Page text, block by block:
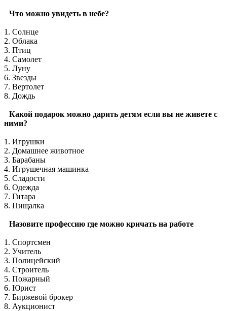
Что можно увидеть в небе?
1. Солнце
2. Облака
3. Птиц
4. Самолет
5. Луну
6. Звезды
7. Вертолет
8. Дождь
Какой подарок можно дарить детям если вы не живете с
ними?
1. Игрушки
2. Домашнее животное
3. Барабаны
4. Игрушечная машинка
5. Сладости
6. Одежда
7. Гитара
8. Пищалка
Назовите профессию где можно кричать на работе
1. Спортсмен
2. Учитель
3. Полицейский
4. Строитель
5. Пожарный
6. Юрист
7. Биржевой брокер
8. Аукционист